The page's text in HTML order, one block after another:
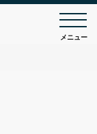
メニュー